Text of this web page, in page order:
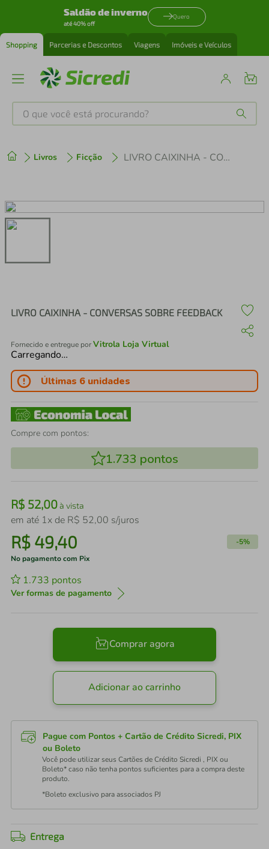
Saldão de inverno
até 40% off
Quero
Shopping Parcerias e Descontos Viagens Imóveis e Veículos
O que você está procurando?
Livros Ficção LIVRO CAIXINHA - CONVERSAS SOBRE FEEDBACK
LIVRO CAIXINHA - CONVERSAS SOBRE FEEDBACK
Fornecido e entregue porVitrola Loja Virtual
Carregando…
Últimas 6 unidades
Compre com pontos:
1.733 pontos
R$ 52,00à vista
em até 1x de R$ 52,00 s/juros
R$ 49,40 -5%
No pagamento com Pix
1.733 pontos
Ver formas de pagamento
Comprar agora
Adicionar ao carrinho
Pague com Pontos + Cartão de Crédito Sicredi, PIX
ou Boleto
Você pode utilizar seus Cartões de Crédito Sicredi , PIX ou
Boleto* caso não tenha pontos suficientes para a compra deste
produto.
*Boleto exclusivo para associados PJ
Entrega
2º cafeteira